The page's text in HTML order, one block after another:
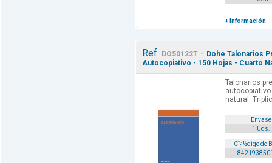
+ Información
Ref. DO50122T- Dohe Talonarios
Autocopiativo - 150 Hojas - Cuarto
Talonarios
natural.
Envase
1 Uds.
Cï¿½digo de